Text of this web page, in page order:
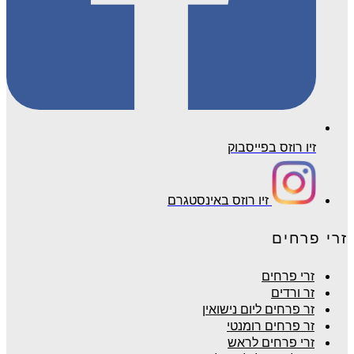
זיו רוזס בפייסבוק
זיו רוזס באינסטגרם
זרי פרחים
זרי פרחים
זר ורדים
זר פרחים ליום נישואין
זר פרחים רומנטי
זרי פרחים לראש